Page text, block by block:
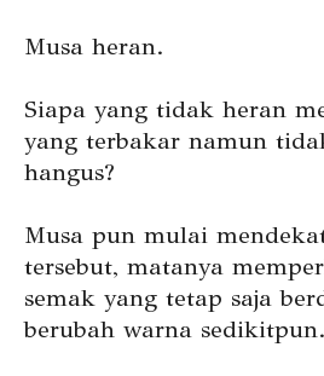
Musa heran.
Siapa yang tidak heran
yang terbakar namun
hangus?
Musa pun mulai
tersebut, matanya
semak yang tetap saja
berubah warna sedikitpun.